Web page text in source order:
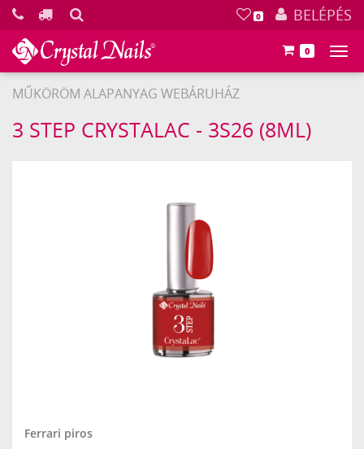
0 BELÉPÉS
0
MŰKÖRÖM ALAPANYAG WEBÁRUHÁZ
Crystal
Nails
3 STEP CRYSTALAC - 3S26 (8ML)
Ferrari piros